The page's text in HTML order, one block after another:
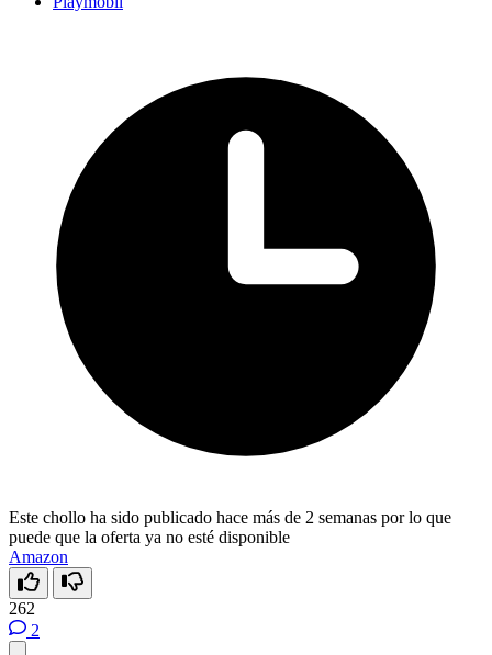
Este chollo ha sido publicado hace más de 2 semanas por lo que
puede que la oferta ya no esté disponible
Amazon
262
2